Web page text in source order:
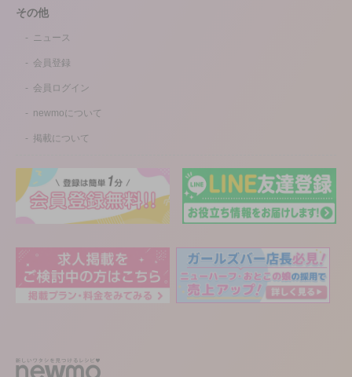
その他
ニュース
会員登録
会員ログイン
newmoについて
掲載について